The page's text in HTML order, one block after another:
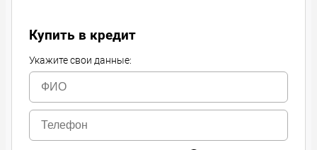
Купить в кредит
Укажите свои данные: